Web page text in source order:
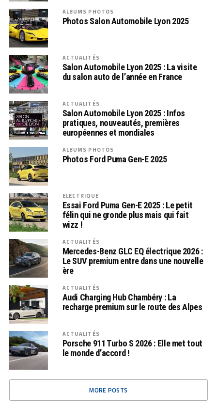
ALBUMS PHOTOS
Photos Salon Automobile Lyon 2025
ACTUALITÉS
Salon Automobile Lyon 2025 : La visite
du salon auto de l’année en France
ACTUALITÉS
Salon Automobile Lyon 2025 : Infos
pratiques, nouveautés, premières
européennes et mondiales
ALBUMS PHOTOS
Photos Ford Puma Gen-E 2025
ELECTRIQUE
Essai Ford Puma Gen-E 2025 : Le petit
félin qui ne gronde plus mais qui fait
wizz !
ACTUALITÉS
Mercedes-Benz GLC EQ électrique 2026 :
Le SUV premium entre dans une nouvelle
ère
ACTUALITÉS
Audi Charging Hub Chambéry : La
recharge premium sur le route des Alpes
ACTUALITÉS
Porsche 911 Turbo S 2026 : Elle met tout
le monde d’accord !
MORE POSTS